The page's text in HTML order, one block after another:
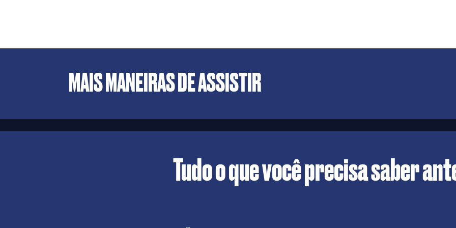
MAIS MANEIRAS DE ASSISTIR
Tudo o que você precisa saber